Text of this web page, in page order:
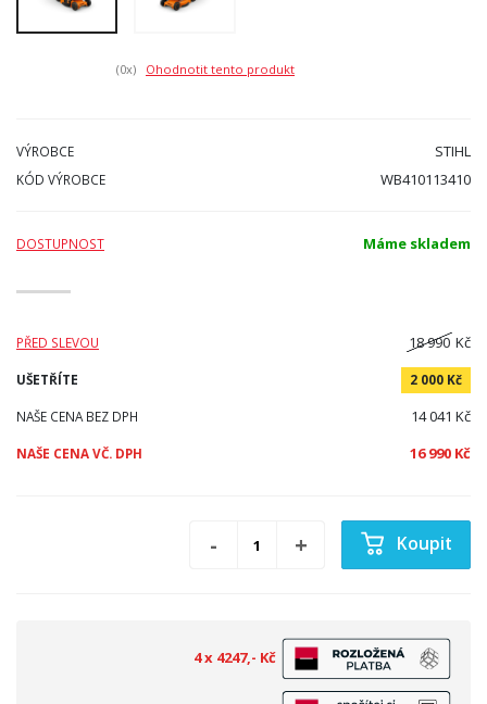
(0x) Ohodnotit tento produkt
VÝROBCE STIHL
KÓD VÝROBCE WB410113410
DOSTUPNOST Máme skladem
PŘED SLEVOU 18 990 Kč
UŠETŘÍTE 2 000 Kč
NAŠE CENA BEZ DPH 14 041 Kč
NAŠE CENA VČ. DPH 16 990 Kč
Koupit
4 x 4247,- Kč